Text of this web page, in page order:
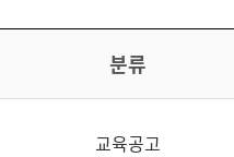
분류
교육공고